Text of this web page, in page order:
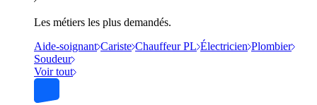
Les métiers les plus demandés.
Aide-soignant Cariste Chauffeur PL Électricien Plombier
Soudeur
Voir tout